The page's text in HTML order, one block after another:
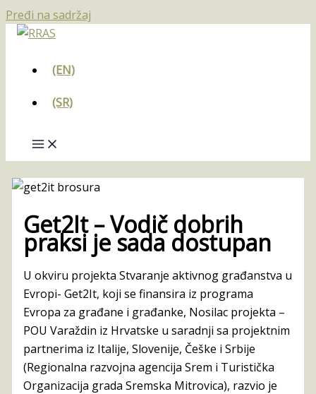
Pređi na sadržaj
(EN)
(SR)
Get2It – Vodič dobrih
praksi je sada dostupan
U okviru projekta Stvaranje aktivnog građanstva u
Evropi- Get2It, koji se finansira iz programa
Evropa za građane i građanke, Nosilac projekta –
POU Varaždin iz Hrvatske u saradnji sa projektnim
partnerima iz Italije, Slovenije, Češke i Srbije
(Regionalna razvojna agencija Srem i Turistička
Organizacija grada Sremska Mitrovica), razvio je